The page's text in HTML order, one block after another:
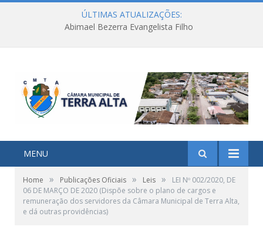
ÚLTIMAS ATUALIZAÇÕES:
Abimael Bezerra Evangelista Filho
MENU
Home » Publicações Oficiais » Leis »
LEI Nº 002/2020, DE
06 DE MARÇO DE 2020 (Dispõe sobre o plano de cargos e
remuneração dos servidores da Câmara Municipal de Terra Alta,
e dá outras providências)